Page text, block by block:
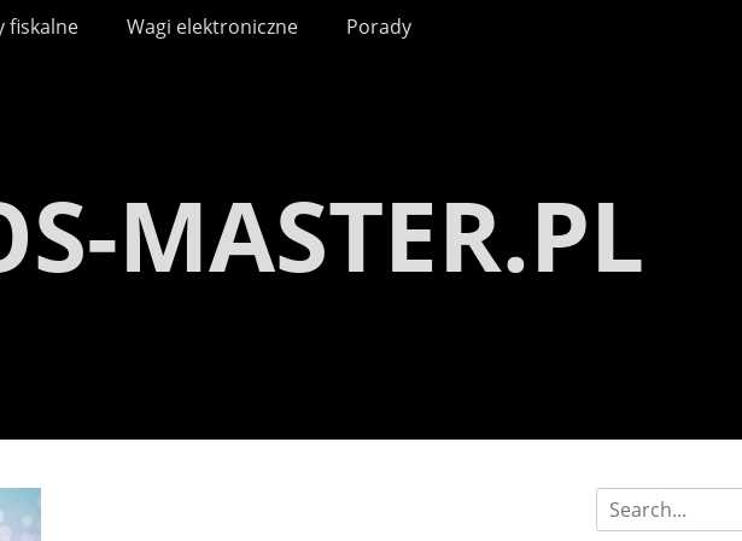
fiskalne Wagi elektroniczne Porady
MASTER.PL
Szukaj